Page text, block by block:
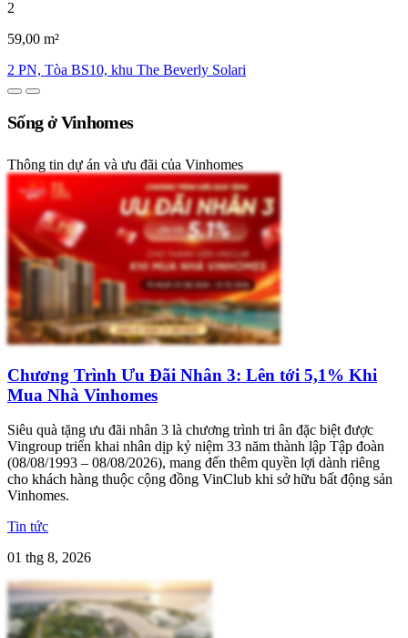
2
59,00 m²
2 PN, Tòa BS10, khu The Beverly Solari
Sống ở Vinhomes
Thông tin dự án và ưu đãi của Vinhomes
Chương Trình Ưu Đãi Nhân 3: Lên tới 5,1% Khi
Mua Nhà Vinhomes
Siêu quà tặng ưu đãi nhân 3 là chương trình tri ân đặc biệt được
Vingroup triển khai nhân dịp kỷ niệm 33 năm thành lập Tập đoàn
(08/08/1993 – 08/08/2026), mang đến thêm quyền lợi dành riêng
cho khách hàng thuộc cộng đồng VinClub khi sở hữu bất động sản
Vinhomes.
Tin tức
01 thg 8, 2026